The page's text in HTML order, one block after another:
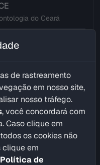
do Ceará
do Distrito Federal
do Espírito Santo
de Goiás
do Maranhão
de rastreamento
em nosso site,
nosso tráfego.
, você concordará com
Caso clique em
os cookies não
clique em
Política de